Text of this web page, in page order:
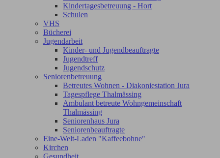
Kindertagesbetreuung - Hort
Schulen
VHS
Bücherei
Jugendarbeit
Kinder- und Jugendbeauftragte
Jugendtreff
Jugendschutz
Seniorenbetreuung
Betreutes Wohnen - Diakoniestation Jura
Tagespflege Thalmässing
Ambulant betreute Wohngemeinschaft
Thalmässing
Seniorenhaus Jura
Seniorenbeauftragte
Eine-Welt-Laden "Kaffeebohne"
Kirchen